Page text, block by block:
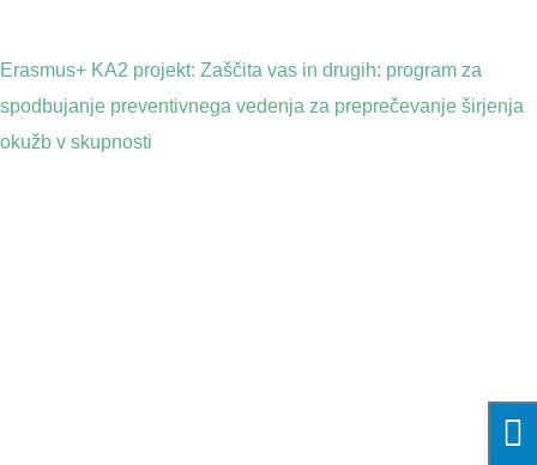
Erasmus+ KA2 projekt: Zaščita vas in drugih: program za
spodbujanje preventivnega vedenja za preprečevanje širjenja
okužb v skupnosti